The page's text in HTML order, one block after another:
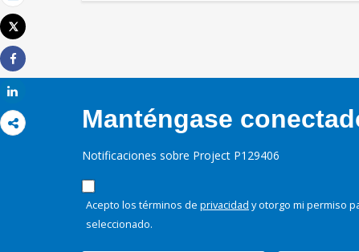
Correo electrónico
Imprimir
Tweet
Share
Manténgase
Notificaciones sobre Project P129406
Acepto los términos de privacidad y otorgo mi permiso
seleccionado.